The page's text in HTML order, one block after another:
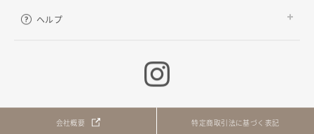
ヘルプ
会社概要 特定商取引法に基づく表記